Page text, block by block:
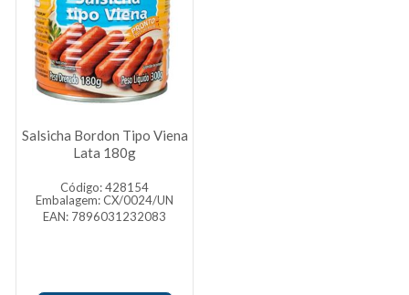
Salsicha Bordon Tipo Viena
Lata 180g
Código: 428154
Embalagem: CX/0024/UN
EAN: 7896031232083